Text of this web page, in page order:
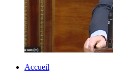
Accueil